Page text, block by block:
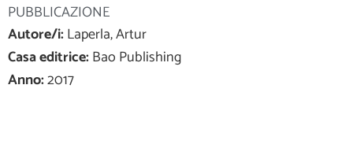
PUBBLICAZIONE
Autore/i:Laperla, Artur
Casa editrice:Bao Publishing
Anno:2017